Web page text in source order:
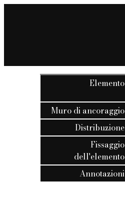
Elemento
Muro di ancoraggio
Distribuzione
Fissaggio
dell'elemento
Annotazioni